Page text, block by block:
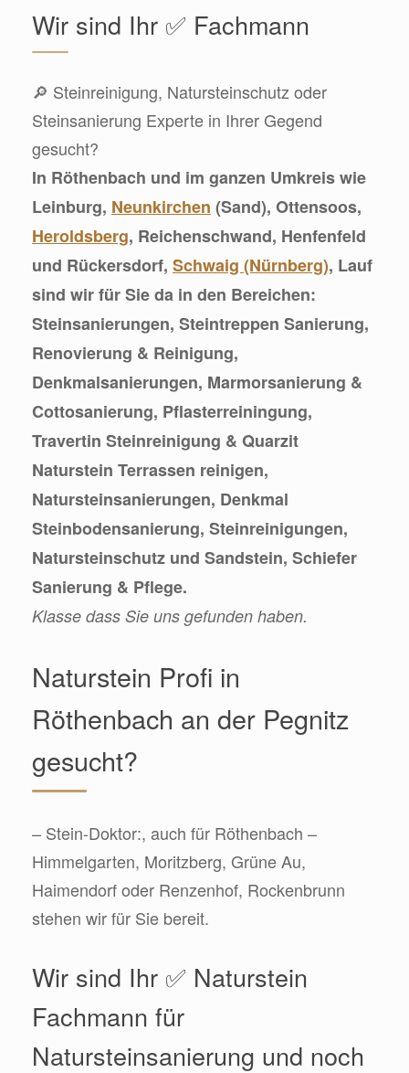
Wir sind Ihr ✅ Fachmann
🔎 Steinreinigung, Natursteinschutz oder
Steinsanierung Experte in Ihrer Gegend
gesucht?
In Röthenbach und im ganzen Umkreis wie
Leinburg, Neunkirchen (Sand), Ottensoos,
Heroldsberg, Reichenschwand, Henfenfeld
und Rückersdorf, Schwaig (Nürnberg), Lauf
sind wir für Sie da in den Bereichen:
Steinsanierungen, Steintreppen Sanierung,
Renovierung & Reinigung,
Denkmalsanierungen, Marmorsanierung &
Cottosanierung, Pflasterreiningung,
Travertin Steinreinigung & Quarzit
Naturstein Terrassen reinigen,
Natursteinsanierungen, Denkmal
Steinbodensanierung, Steinreinigungen,
Natursteinschutz und Sandstein, Schiefer
Sanierung & Pflege.
Klasse dass Sie uns gefunden haben.
Naturstein Profi in
Röthenbach an der Pegnitz
gesucht?
– Stein-Doktor:, auch für Röthenbach –
Himmelgarten, Moritzberg, Grüne Au,
Haimendorf oder Renzenhof, Rockenbrunn
stehen wir für Sie bereit.
Wir sind Ihr ✅ Naturstein
Fachmann für
Natursteinsanierung und noch